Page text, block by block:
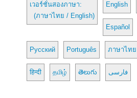
เวอร์ชั่นสองภาษา:
(ภาษาไทย / English)
English
Español
Русский Português ภาษาไทย
हिन्दी தமிழ் తెలుగు فارسی